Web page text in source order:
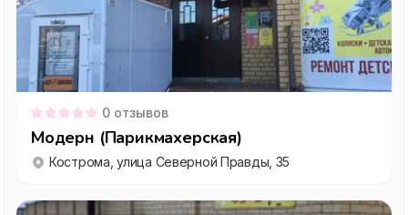
0 отзывов
Модерн (Парикмахерская)
Кострома, улица Северной Правды, 35